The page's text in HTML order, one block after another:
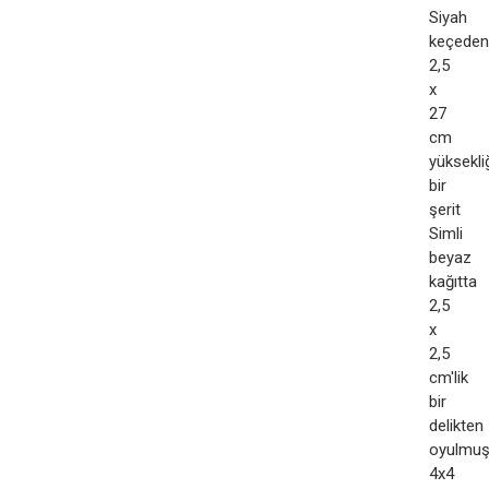
Siyah
keçeden
2,5
x
27
cm
bir
şerit
Simli
beyaz
kağıtta
2,5
x
2,5
cm'lik
bir
delikten
oyulmuş
4x4